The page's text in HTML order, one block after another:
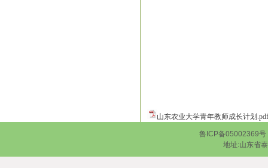
山东农业大学青年教师成长计划.pdf
鲁ICP备05002369
地址:山东省